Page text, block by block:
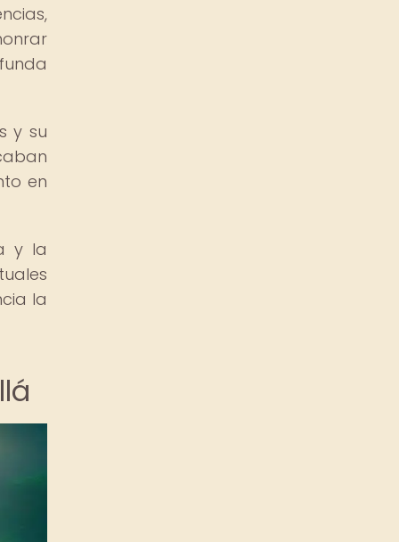
y su
en
y la
la